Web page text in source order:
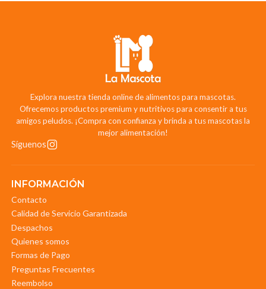
Explora nuestra tienda online de alimentos para mascotas.
Ofrecemos productos premium y nutritivos para consentir a tus
amigos peludos. ¡Compra con confianza y brinda a tus mascotas la
mejor alimentación!
Síguenos
INFORMACIÓN
Contacto
Calidad de Servicio Garantizada
Despachos
Quienes somos
Formas de Pago
Preguntas Frecuentes
Reembolso